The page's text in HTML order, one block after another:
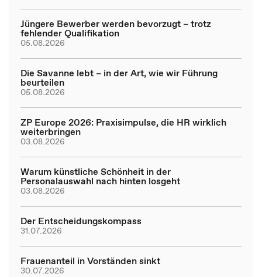
Jüngere Bewerber werden bevorzugt – trotz
fehlender Qualifikation
05.08.2026
Die Savanne lebt – in der Art, wie wir Führung
beurteilen
05.08.2026
ZP Europe 2026: Praxisimpulse, die HR wirklich
weiterbringen
03.08.2026
Warum künstliche Schönheit in der
Personalauswahl nach hinten losgeht
03.08.2026
Der Entscheidungskompass
31.07.2026
Frauenanteil in Vorständen sinkt
30.07.2026